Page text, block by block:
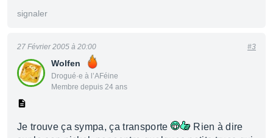
signaler
Wolfen
Drogué·e à l’AFéine
Membre depuis 24 ans
27 Février 2005 à 20:00 #3
Je trouve ça sympa, ça transporte
Rien à dire